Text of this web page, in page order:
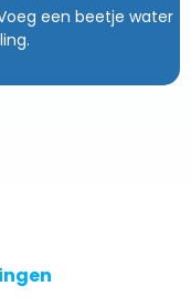
een beetje water